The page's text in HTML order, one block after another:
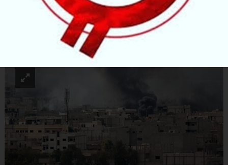
BM'ye acil çağrıda bulundu.
ABONE OL